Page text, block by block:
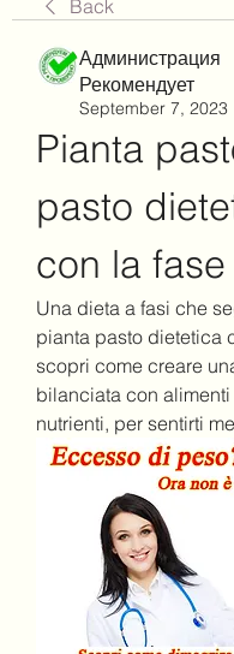
Back
Администрация
Рекомендует
September 7, 2023
Pianta
pasto
con la fase
Una dieta a fasi che
pianta pasto dietetica
scopri come creare
bilanciata con
nutrienti, per sentirti